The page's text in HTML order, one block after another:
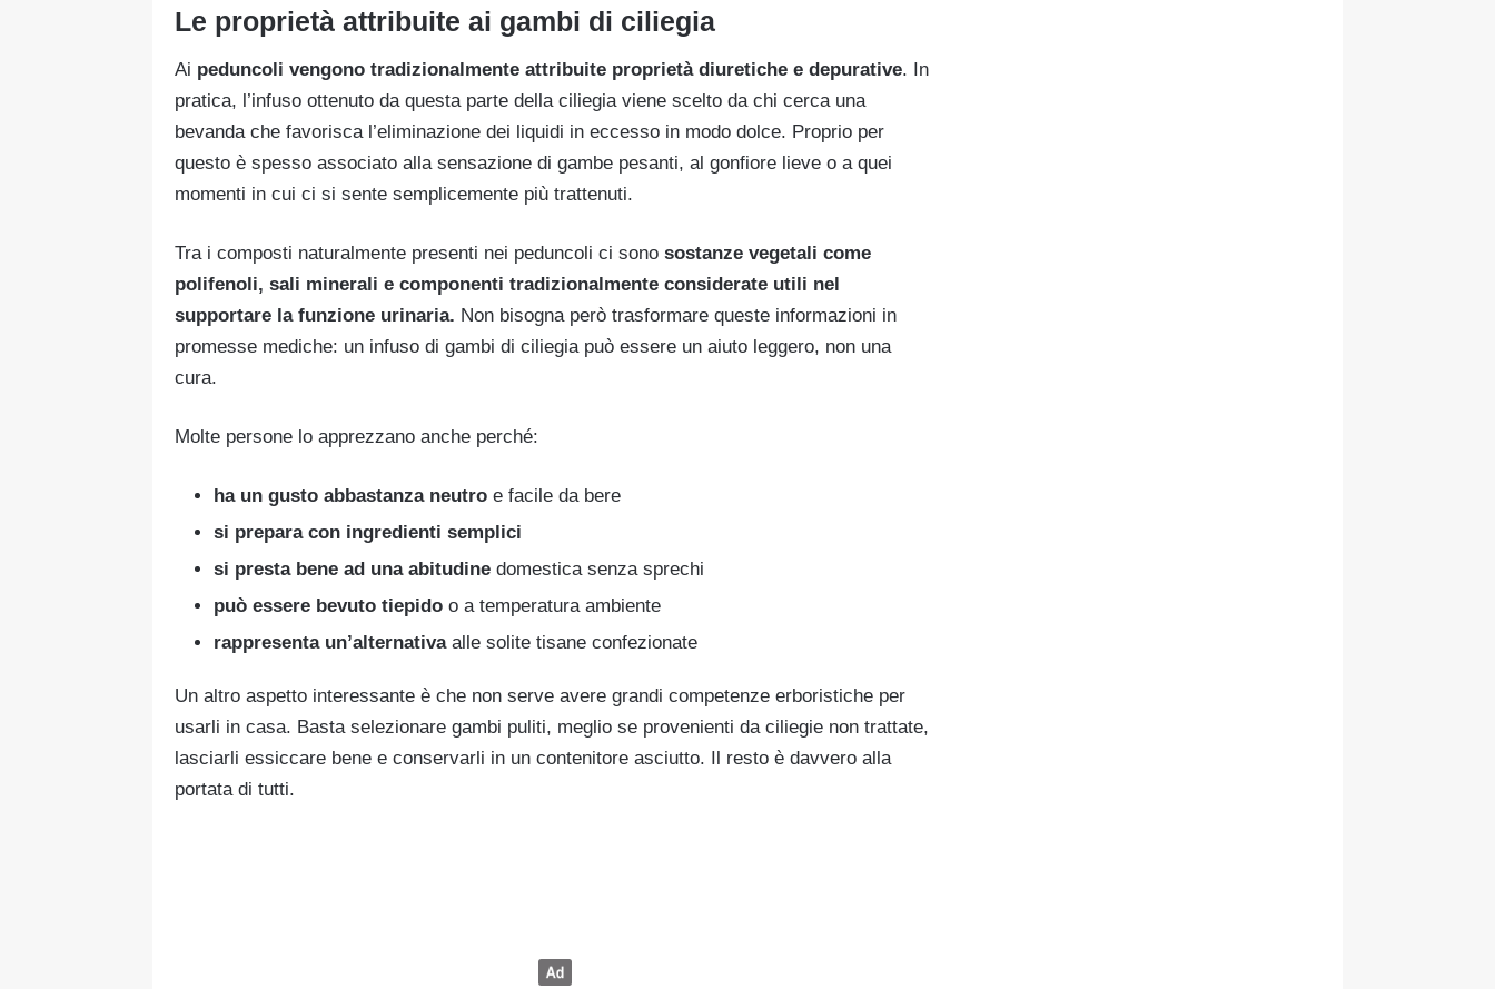
Le proprietà attribuite ai gambi di ciliegia
Ai peduncoli vengono tradizionalmente attribuite proprietà diuretiche e depurative. In
pratica, l’infuso ottenuto da questa parte della ciliegia viene scelto da chi cerca una
bevanda che favorisca l’eliminazione dei liquidi in eccesso in modo dolce. Proprio per
questo è spesso associato alla sensazione di gambe pesanti, al gonfiore lieve o a quei
momenti in cui ci si sente semplicemente più trattenuti.
Tra i composti naturalmente presenti nei peduncoli ci sono sostanze vegetali come
polifenoli, sali minerali e componenti tradizionalmente considerate utili nel
supportare la funzione urinaria. Non bisogna però trasformare queste informazioni in
promesse mediche: un infuso di gambi di ciliegia può essere un aiuto leggero, non una
cura.
Molte persone lo apprezzano anche perché:
ha un gusto abbastanza neutro e facile da bere
si prepara con ingredienti semplici
si presta bene ad una abitudine domestica senza sprechi
può essere bevuto tiepido o a temperatura ambiente
rappresenta un’alternativaalle solite tisane confezionate
Un altro aspetto interessante è che non serve avere grandi competenze erboristiche per
usarli in casa. Basta selezionare gambi puliti, meglio se provenienti da ciliegie non trattate,
lasciarli essiccare bene e conservarli in un contenitore asciutto. Il resto è davvero alla
portata di tutti.